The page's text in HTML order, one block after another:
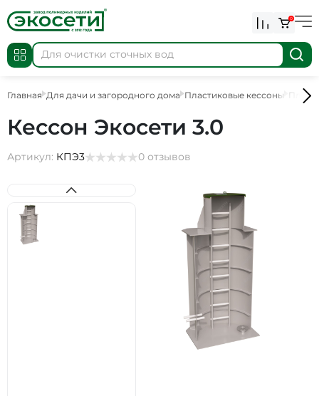
0
Главная Для дачи и загородного дома Пластиковые кессоны
Кессон Экосети 3.0
Артикул: КПЭ3 0 отзывов